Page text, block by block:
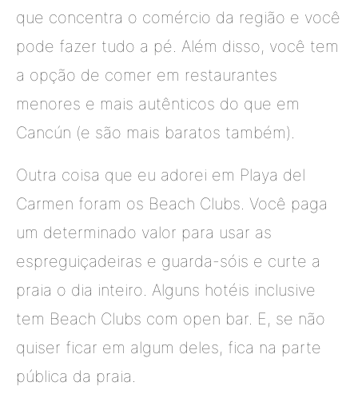
que concentra o comércio da região e você
pode fazer tudo a pé. Além disso, você tem
a opção de comer em restaurantes
menores e mais autênticos do que em
Cancún (e são mais baratos também).
Outra coisa que eu adorei em Playa del
Carmen foram os Beach Clubs. Você paga
um determinado valor para usar as
espreguiçadeiras e guarda-sóis e curte a
praia o dia inteiro. Alguns hotéis inclusive
tem Beach Clubs com open bar. E, se não
quiser ficar em algum deles, fica na parte
pública da praia.